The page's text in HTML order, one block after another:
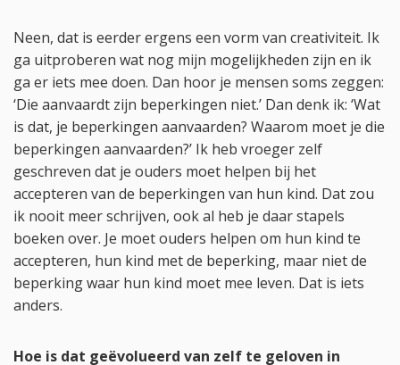
Neen, dat is eerder ergens een vorm van creativiteit. Ik
ga uitproberen wat nog mijn mogelijkheden zijn en ik
ga er iets mee doen. Dan hoor je mensen soms zeggen:
‘Die aanvaardt zijn beperkingen niet.’ Dan denk ik: ‘Wat
is dat, je beperkingen aanvaarden? Waarom moet je die
beperkingen aanvaarden?’ Ik heb vroeger zelf
geschreven dat je ouders moet helpen bij het
accepteren van de beperkingen van hun kind. Dat zou
ik nooit meer schrijven, ook al heb je daar stapels
boeken over. Je moet ouders helpen om hun kind te
accepteren, hun kind met de beperking, maar niet de
beperking waar hun kind moet mee leven. Dat is iets
anders.
Hoe is dat geëvolueerd van zelf te geloven in